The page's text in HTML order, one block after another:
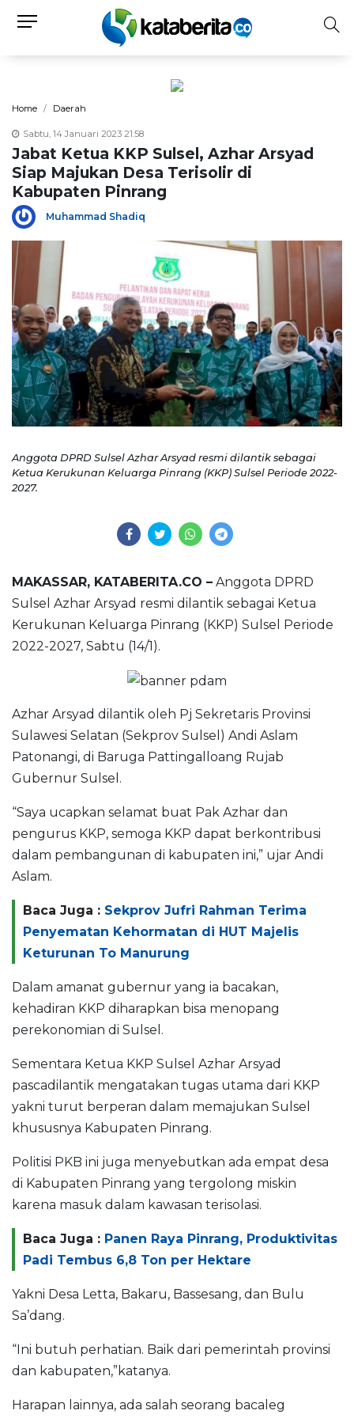
Home Daerah
Sabtu, 14 Januari 2023 21:58
Jabat Ketua KKP Sulsel, Azhar Arsyad
Siap Majukan Desa Terisolir di
Kabupaten Pinrang
Muhammad Shadiq
Anggota DPRD Sulsel Azhar Arsyad resmi dilantik sebagai
Ketua Kerukunan Keluarga Pinrang (KKP) Sulsel Periode 2022-
2027.
MAKASSAR, KATABERITA.CO – Anggota DPRD
Sulsel Azhar Arsyad resmi dilantik sebagai Ketua
Kerukunan Keluarga Pinrang (KKP) Sulsel Periode
2022-2027, Sabtu (14/1).
Azhar Arsyad dilantik oleh Pj Sekretaris Provinsi
Sulawesi Selatan (Sekprov Sulsel) Andi Aslam
Patonangi, di Baruga Pattingalloang Rujab
Gubernur Sulsel.
“Saya ucapkan selamat buat Pak Azhar dan
pengurus KKP, semoga KKP dapat berkontribusi
dalam pembangunan di kabupaten ini,” ujar Andi
Aslam.
Baca Juga : Sekprov Jufri Rahman Terima
Penyematan Kehormatan di HUT Majelis
Keturunan To Manurung
Dalam amanat gubernur yang ia bacakan,
kehadiran KKP diharapkan bisa menopang
perekonomian di Sulsel.
Sementara Ketua KKP Sulsel Azhar Arsyad
pascadilantik mengatakan tugas utama dari KKP
yakni turut berperan dalam memajukan Sulsel
khususnya Kabupaten Pinrang.
Politisi PKB ini juga menyebutkan ada empat desa
di Kabupaten Pinrang yang tergolong miskin
karena masuk dalam kawasan terisolasi.
Baca Juga : Panen Raya Pinrang, Produktivitas
Padi Tembus 6,8 Ton per Hektare
Yakni Desa Letta, Bakaru, Bassesang, dan Bulu
Sa’dang.
“Ini butuh perhatian. Baik dari pemerintah provinsi
dan kabupaten,”katanya.
Harapan lainnya, ada salah seorang bacaleg